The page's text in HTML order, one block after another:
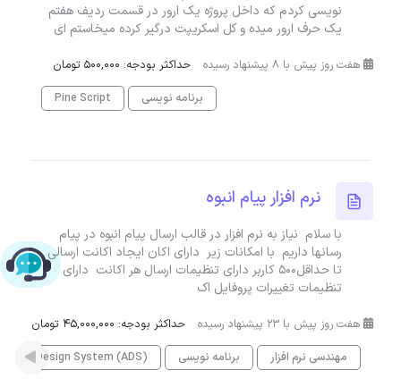
نویسی کردم که داخل پروژه یک ارور در قسمت ردیف هفتم
یک حرف ارور میده و کل اسکریپت درگیر کرده میخاستم ای
هفت روز پیش با 8 پیشنهاد رسیده
حداکثر بودجه: 500,000 تومان
برنامه نویسی
Pine Script
نرم افزار پیام انبوه
با سلام نیاز به نرم افزار در قالب ارسال پیام انبوه در پیام
رسانها داریم با امکانات زیر دارای اکان ایجاد اکانت ارسالی
تا حداقل500 کاربر دارای تنظیمات ارسال هر اکانت دارای
تنظیمات تغییرات پروفایل اک
هفت روز پیش با 23 پیشنهاد رسیده
حداکثر بودجه: 45,000,000 تومان
مهندسی نرم افزار
برنامه نویسی Design System (ADS)
چت با پشتیبانی پارس‌کدرز